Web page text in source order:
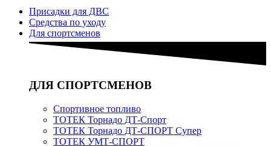
8516,00 ₽
Присадки для ДВС
Средства по уходу
Для спортсменов
ДЛЯ СПОРТСМЕНОВ
Спортивное топливо
ТОТЕК Торнадо ДТ-Спорт
ТОТЕК Торнадо ДТ-СПОРТ Супер
ТОТЕК УМТ-СПОРТ